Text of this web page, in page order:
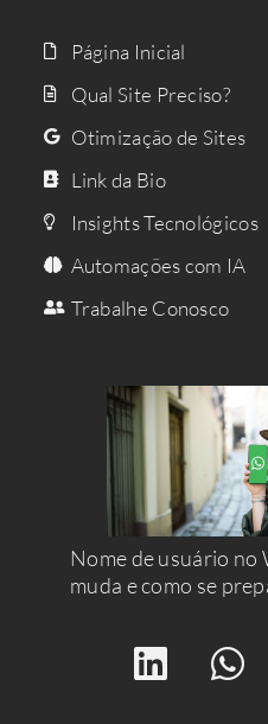
Página Inicial
Qual Site Preciso?
Otimização de Sites
Link da Bio
Insights Tecnológicos
Automações com IA
Trabalhe Conosco
Nome de usuário no
muda e como se